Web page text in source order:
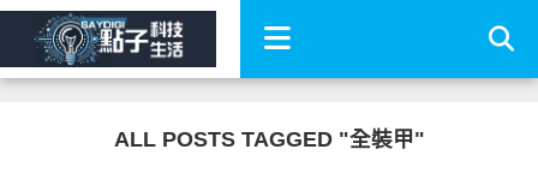
ALL POSTS TAGGED "全裝甲"